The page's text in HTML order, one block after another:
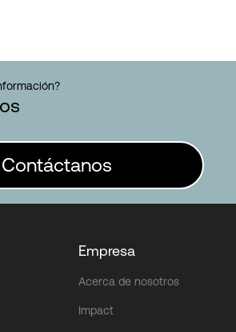
Contáctanos
Empresa
Acerca de nosotros
Impact